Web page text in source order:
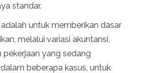
standar.
untuk memberikan dasar
melalui variasi akuntansi,
pekerjaan yang sedang
beberapa kasus, untuk